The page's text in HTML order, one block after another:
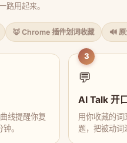
路用起来。
🦊 Chrome 插件划词收藏 🔊
线提醒你复
。
3
💬
AI Talk 开
用你收藏的词
题，把被动词